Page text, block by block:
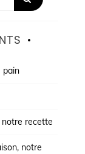
pain
notre recette
notre